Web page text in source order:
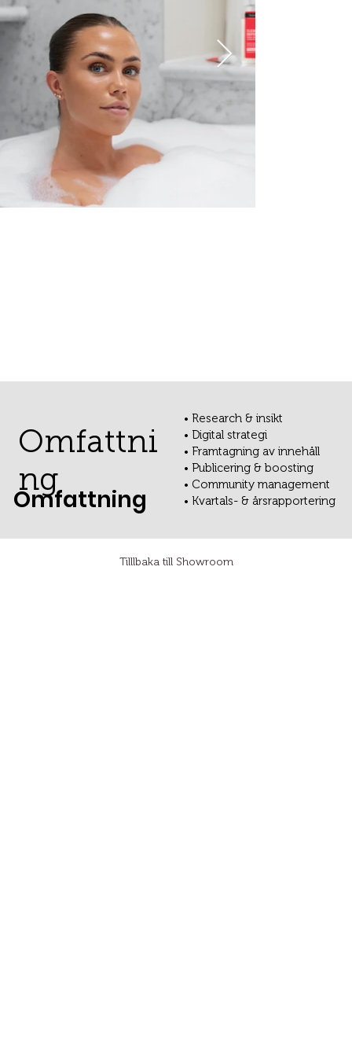
Tilllbaka till Showroom
Omfattni
ng
• Research & insikt
• Digital strategi
• Framtagning av innehåll
• Publicering & boosting
• Community management
• Kvartals- & årsrapportering
Omfattning